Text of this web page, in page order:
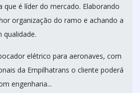
que é líder do mercado. Elaborando
organização do ramo e achando a
qualidade.
elétrico para aeronaves, com
da Empilhatrans o cliente poderá
engenharia...